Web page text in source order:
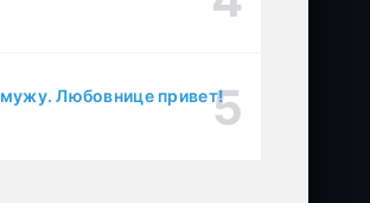
Любовнице привет!